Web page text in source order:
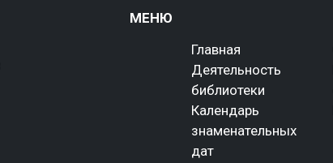
МЕНЮ
Главная
Деятельность
библиотеки
Календарь
знаменательных
дат